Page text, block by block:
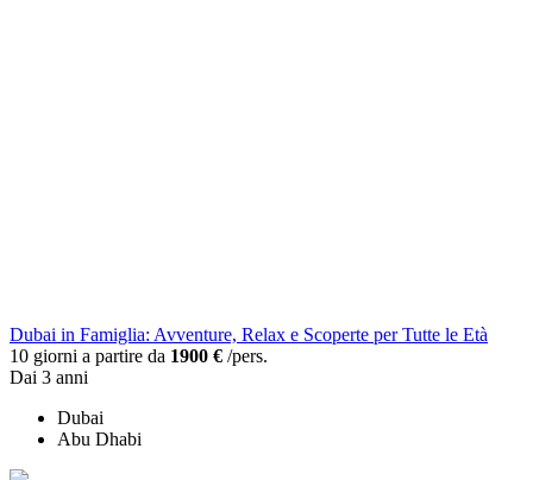
Dubai in Famiglia: Avventure, Relax e Scoperte per Tutte le Età
10 giorni a partire da 1900 € /pers.
Dai 3 anni
Dubai
Abu Dhabi